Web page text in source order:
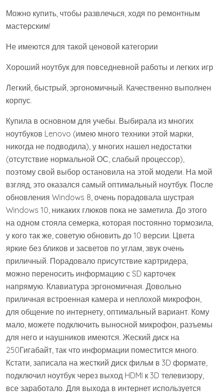
Можно купить, чтобы развлечься, ходя по ремонтным
мастерским!
Не имеются для такой ценовой категории
Хороший ноутбук для повседневной работы и легких игр
Легкий, быстрый, эргономичный. Качественно выполнен
корпус.
Купила в основном для учебы. Выбирала из многих
ноутбуков Lenovo (имею много техники этой марки,
никогда не подводила), у многих нашел недостатки
(отсутствие нормальной ОС, слабый процессор),
поэтому свой выбор остановила на этой модели. На мой
взгляд, это оказался самый оптимальный ноутбук. После
обновления Windows 8, очень порадовала шустрая
Windows 10, никаких глюков пока не заметила. До этого
на одном стояла семерка, которая постоянно тормозила,
у кого так же, советую обновить до 10 версии. Цвета
яркие без бликов и засветов по углам, звук очень
приличный. Порадовало присутствие картридера,
можно переносить информацию с SD карточек
напрямую. Клавиатура эргономичная. Довольно
приличная встроенная камера и неплохой микрофон,
для общение по интернету, оптимальный вариант. Кому
мало, можете подключить выносной микрофон, разъемы
для него и наушников имеются. Жеский диск на
250Гигабайт, так что информации поместится много.
Кстати, записала на жесткий диск фильм в 3D формате,
подключил ноутбук через выход HDMI к 3D телевизору,
все заработало. Для выхода в интернет используется